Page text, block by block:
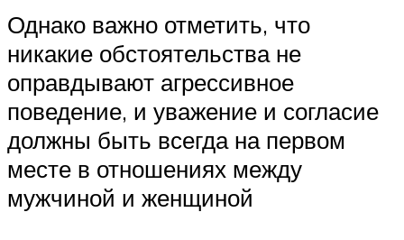
Однако важно отметить, что
никакие обстоятельства не
оправдывают агрессивное
поведение, и уважение и согласие
должны быть всегда на первом
месте в отношениях между
мужчиной и женщиной